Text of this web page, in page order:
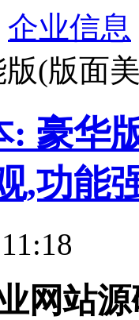
企业信息
(版面
: 豪华
,功能
网站